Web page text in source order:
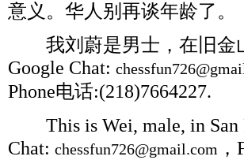
意义。华人别再谈年龄了。
我刘蔚是男士，在旧
Google Chat:
Phone电话:(218)7664227.
This is Wei, male, in San
Chat: chessfun726@gmail.com ，